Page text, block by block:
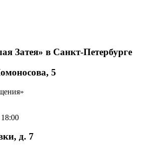
Затея» в Санкт-Петербурге
5
д. 7